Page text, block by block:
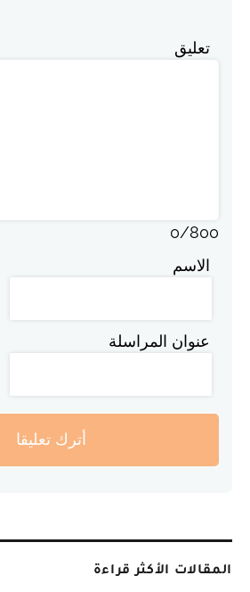
تعليق
0/800
الاسم
عنوان المراسلة
أترك تعليقا
المقالات الأكثر قراءة